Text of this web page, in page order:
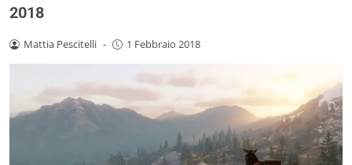
2018
Mattia Pescitelli - 1 Febbraio 2018